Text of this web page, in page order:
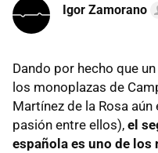
Igor Zamorano
Dando por hecho que
los monoplazas de
Martínez de la Rosa
pasión entre ellos), el
española es uno de los